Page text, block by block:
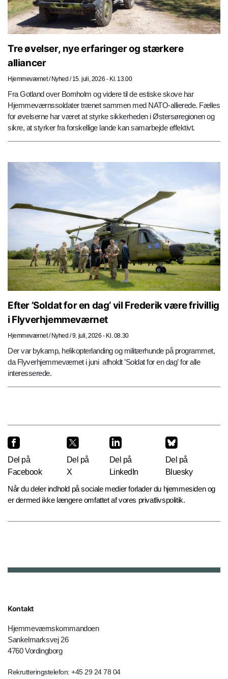
Tre øvelser, nye erfaringer og stærkere
alliancer
Hjemmeværnet / Nyhed / 15. juli, 2026 - Kl. 13.00
Fra Gotland over Bornholm og videre til de estiske skove har
Hjemmeværnssoldater trænet sammen med NATO-allierede. Fælles
for øvelserne har været at styrke sikkerheden i Østersøregionen og
sikre, at styrker fra forskellige lande kan samarbejde effektivt.
Efter ’Soldat for en dag’ vil Frederik være frivillig
i Flyverhjemmeværnet
Hjemmeværnet / Nyhed /9. juli, 2026 - Kl. 08.30
Der var bykamp, helikopterlanding og militærhunde på programmet,
da Flyverhjemmeværnet i juni afholdt ’Soldat for en dag’ for alle
interesserede.
Del på
Facebook
Del på
X
Del på
LinkedIn
Del på
Bluesky
Når du deler indhold på sociale medier forlader du hjemmesiden og
er dermed ikke længere omfattet af vores privatlivspolitik.
Kontakt
Hjemmeværnskommandoen
Sankelmarksvej 26
4760 Vordingborg
Rekrutteringstelefon: +45 29 24 78 04